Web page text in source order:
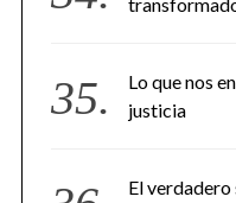
Lo que nos
justicia
El verdadero